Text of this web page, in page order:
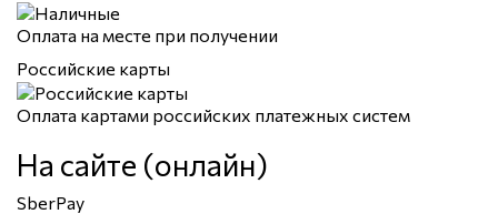
Оплата на месте при получении
Российские карты
Оплата картами российских платежных систем
На сайте (онлайн)
SberPay